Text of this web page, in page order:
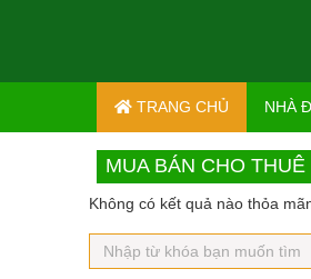
TRANG CHỦ NHÀ
MUA BÁN CHO
Không có kết quả nào thỏa